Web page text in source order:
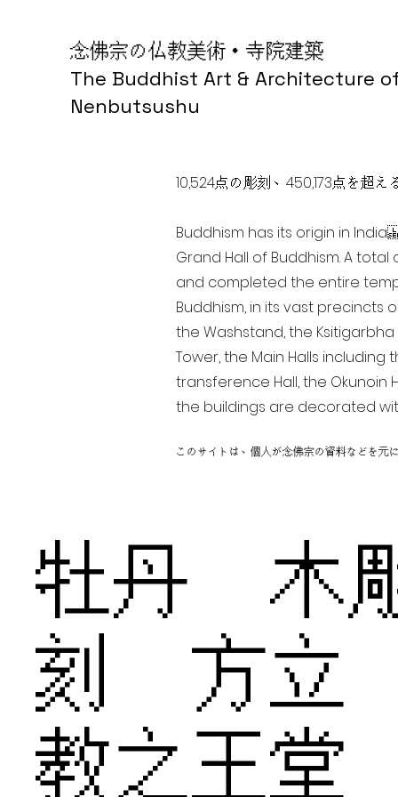
念佛宗の仏教美術・寺院建築
The Buddhist Art & Architecture
Nenbutsushu
10,524点の彫刻、450,173点を超
Buddhism has its origin in
Grand Hall of Buddhism. A
and completed the entire
Buddhism, in its vast precincts
the Washstand, the Ksitigarbha
Tower, the Main Halls including
transference Hall, the Okunoin
the buildings are decorated
このサイトは、個人が念佛宗の資料などを元
牡丹 木
刻 方立
教之王